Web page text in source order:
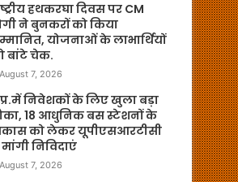
हथकरघा दिवस पर CM
ने बुनकरों को किया
योजनाओं के लाभार्थियों
बांटे चेक.
August 7, 2026
निवेशकों के लिए खुला बड़ा
18 आधुनिक बस स्टेशनों के
को लेकर यूपीएसआरटीसी
निविदाएं
August 7, 2026